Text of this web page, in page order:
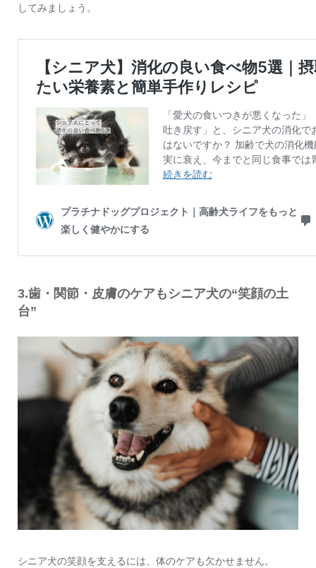
してみましょう。
3.歯・関節・皮膚のケアもシニア犬の“笑顔の土
台”
シニア犬の笑顔を支えるには、体のケアも欠かせません。